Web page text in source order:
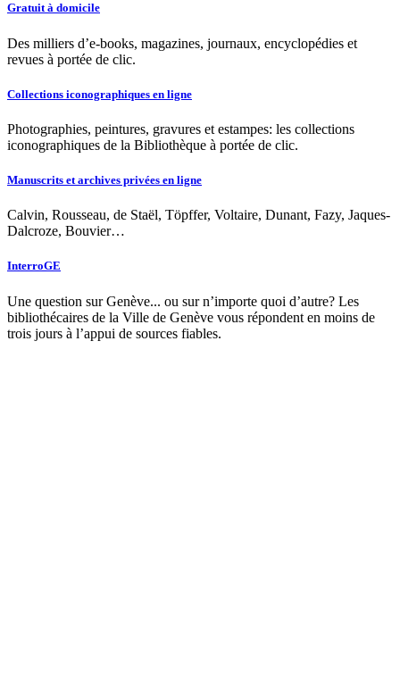
Gratuit à domicile
Des milliers d’e-books, magazines, journaux, encyclopédies et
revues à portée de clic.
Collections iconographiques en ligne
Photographies, peintures, gravures et estampes: les collections
iconographiques de la Bibliothèque à portée de clic.
Manuscrits et archives privées en ligne
Calvin, Rousseau, de Staël, Töpffer, Voltaire, Dunant, Fazy, Jaques-
Dalcroze, Bouvier…
InterroGE
Une question sur Genève... ou sur n’importe quoi d’autre? Les
bibliothécaires de la Ville de Genève vous répondent en moins de
trois jours à l’appui de sources fiables.